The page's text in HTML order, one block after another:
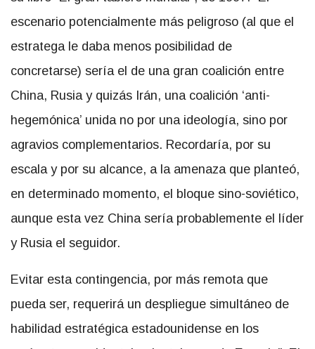
escenario potencialmente más peligroso (al que el
estratega le daba menos posibilidad de
concretarse) sería el de una gran coalición entre
China, Rusia y quizás Irán, una coalición ‘anti-
hegemónica’ unida no por una ideología, sino por
agravios complementarios. Recordaría, por su
escala y por su alcance, a la amenaza que planteó,
en determinado momento, el bloque sino-soviético,
aunque esta vez China sería probablemente el líder
y Rusia el seguidor.
Evitar esta contingencia, por más remota que
pueda ser, requerirá un despliegue simultáneo de
habilidad estratégica estadounidense en los